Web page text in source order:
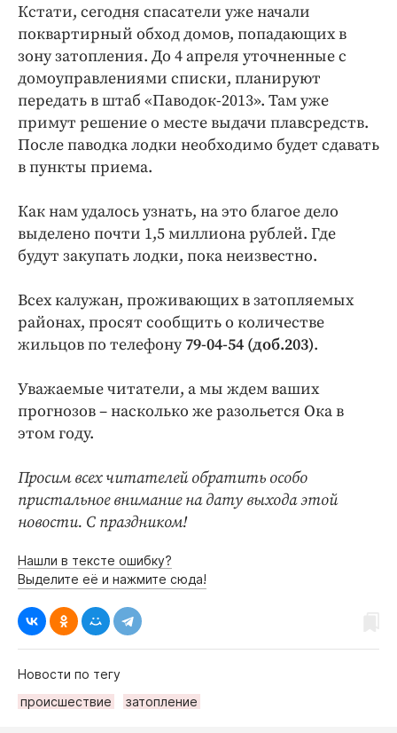
Кстати, сегодня спасатели уже начали
поквартирный обход домов, попадающих в
зону затопления. До 4 апреля уточненные с
домоуправлениями списки, планируют
передать в штаб «Паводок-2013». Там уже
примут решение о месте выдачи плавсредств.
После паводка лодки необходимо будет сдавать
в пункты приема.
Как нам удалось узнать, на это благое дело
выделено почти 1,5 миллиона рублей. Где
будут закупать лодки, пока неизвестно.
Всех калужан, проживающих в затопляемых
районах, просят сообщить о количестве
жильцов по телефону79-04-54 (доб.203).
Уважаемые читатели, а мы ждем ваших
прогнозов – насколько же разольется Ока в
этом году.
Просим всех читателей обратить особо
пристальное внимание на дату выхода этой
новости. С праздником!
Нашли в тексте ошибку?
Выделите её и нажмите сюда!
Новости по тегу
происшествие
затопление